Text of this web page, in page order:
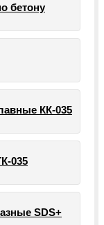
бетону
КК-035
035
SDS+